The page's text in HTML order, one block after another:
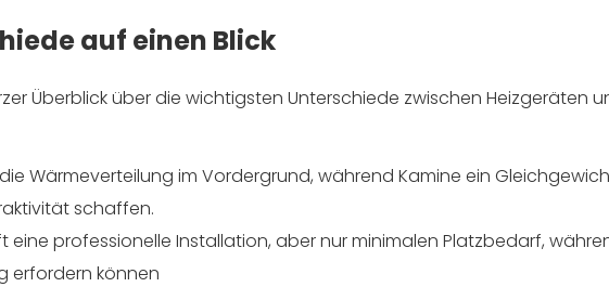
auf einen Blick
Überblick über die wichtigsten Unterschiede zwischen Heizgeräten
Wärmeverteilung im Vordergrund, während Kamine ein
schaffen.
eine professionelle Installation, aber nur minimalen Platzbedarf,
erfordern können